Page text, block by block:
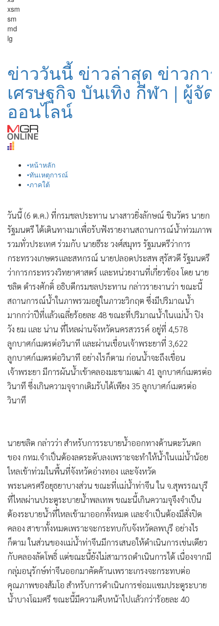
• SMEs
• หุ้น
•
Celeb Online
Factcheck
• ญี่ปุ่น
• News1
• Gotomanager
วันนี้ (6 ต.ค.) ที่กรมชลประทาน นางสาวยิ่งลักษณ์ ชินวัตร นายก
รัฐมนตรี ได้เดินทางมาเพื่อรับฟังรายงานสถานการณ์น้ำท่วมภาพ
รวมทั่วประเทศ ร่วมกับ นายธีระ วงศ์สมุทร รัฐมนตรีว่าการ
กระทรวงเกษตรและสหกรณ์ นายปลอดประสพ สุรัสวดี รัฐมนตรี
ว่าการกระทรวงวิทยาศาสตร์ และหน่วยงานที่เกี่ยวข้อง โดย นาย
ชลิต ดำรงศักดิ์ อธิบดีกรมชลประทาน กล่าวรายงานว่า ขณะนี้
สถานการณ์น้ำในภาพรวมอยู่ในภาวะวิกฤต ซึ่งมีปริมาณน้ำ
มากกว่าปีที่แล้วเฉลี่ยร้อยละ 48 ขณะที่ปริมาณน้ำในแม่น้ำ ปิง
วัง ยม และ น่าน ที่ไหลผ่านจังหวัดนครสวรรค์ อยู่ที่ 4,578
ลูกบาศก์เมตรต่อวินาที และผ่านเขื่อนเจ้าพระยาที่ 3,622
ลูกบาศก์เมตรต่อวินาที อย่างไรก็ตาม ก่อนน้ำจะถึงเขื่อน
เจ้าพระยา มีการผันน้ำเข้าคลองมะขามเฒ่า 41 ลูกบาศก์เมตรต่อ
วินาที ซึ่งเกินความจุจากเดิมรับได้เพียง 35 ลูกบาศก์เมตรต่อ
วินาที
นายชลิต กล่าวว่า สำหรับการระบายน้ำออกทางด้านตะวันตก
ของ กทม.จำเป็นต้องลดระดับลงเพราะจะทำให้น้ำในแม่น้ำน้อย
ไหลเข้าท่วมในพื้นที่จังหวัดอ่างทอง และจังหวัด
พระนครศรีอยุธยาบางส่วน ขณะที่แม่น้ำท่าจีน ใน จ.สุพรรณบุรี
ที่ไหลผ่านประตูระบายน้ำพลเทพ ขณะนี้เกินความจุจึงจำเป็น
ต้องระบายน้ำที่ไหลเข้ามาออกทั้งหมด และจำเป็นต้องมีสั่งปิด
คลอง สาขาทั้งหมดเพราะจะกระทบกับจังหวัดลพบุรี อย่างไร
ก็ตาม ในส่วนของแม่น้ำท่าจีนมีการเสนอให้ดำเนินการเช่นเดียว
กับคลองลัดโพธิ์ แต่ขณะนี้ยังไม่สามารถดำเนินการได้ เนื่องจากมี
กลุ่มอนุรักษ์ท่าจีนออกมาคัดค้านเพราะเกรงจะกระทบต่อ
คุณภาพของส้มโอ สำหรับการดำเนินการซ่อมแซมประตูระบาย
น้ำบางโฉมศรี ขณะนี้มีความคืบหน้าไปแล้วกว่าร้อยละ 40